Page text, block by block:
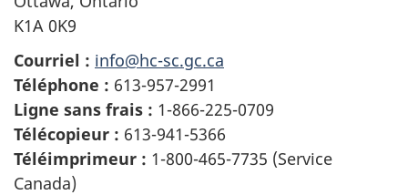
K1A 0K9
Courriel : info@hc-sc.gc.ca
Téléphone : 613-957-2991
Ligne sans frais : 1-866-225-0709
Télécopieur : 613-941-5366
Téléimprimeur : 1-800-465-7735 (Service
Canada)